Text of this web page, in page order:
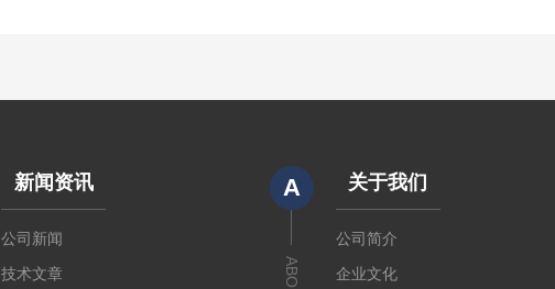
新闻资讯
公司新闻
技术文章
A 关于我们
公司简介
企业文化